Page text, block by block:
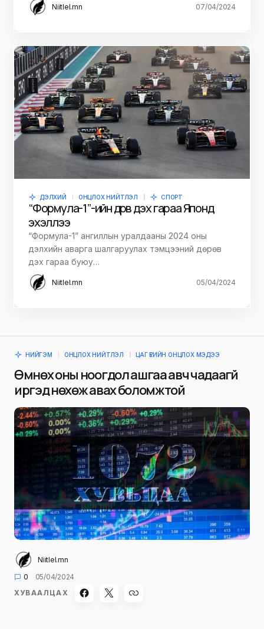
Niitlel.mn 07/04/2024
ДЭЛХИЙ ОНЦЛОХ НИЙТЛЭЛ СПОРТ
“Формула-1”-ийн дөрөв дэх гараа Японд
эхэллээ
“Формула-1” ангиллын уралдааны 2024 оны
дэлхийн аварга шалгаруулах тэмцээний дөрөв
дэх гараа буюу…
Niitlel.mn 05/04/2024
НИЙГЭМ ОНЦЛОХ НИЙТЛЭЛ ЦАГ ҮЕИЙН ОНЦЛОХ МЭДЭЭ
Өмнөх оны ноогдол ашгаа авч чадаагүй
иргэд нөхөж авах боломжтой
Niitlel.mn
0
05/04/2024
ХУВААЛЦАХ